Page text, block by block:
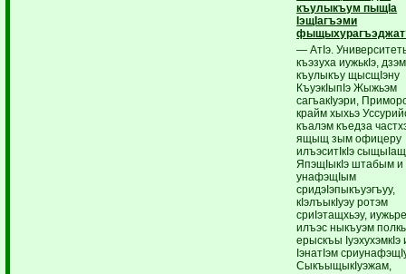
къулыкъум пыщIа
IэщIагъэми
— АтIэ.
къэзуха иужькIэ, дзэм
къулыкъу щысщIэну
КъуэкIыпIэ Жыжьэм
сагъакIуэри,
крайм хыхьэ
къалэм къедза
ящыщ зым офицеру
илъэситIкIэ
ЯпэщIыкIэ штабым и
унафэщIым
сридэIэпыкъуэгъуу,
кIэлъыкIуэу ротэм
сриIэтащхьэу,
илъэс ныкъуэм
ерыскъы IуэхухэмкIэ
IэнатIэм
СыкъыщыкIуэжам,